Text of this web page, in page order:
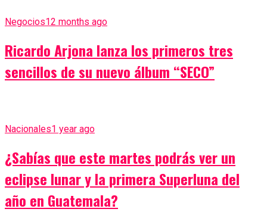
Negocios12 months ago
Ricardo Arjona lanza los primeros tres
sencillos de su nuevo álbum “SECO”
Nacionales1 year ago
¿Sabías que este martes podrás ver un
eclipse lunar y la primera Superluna del
año en Guatemala?